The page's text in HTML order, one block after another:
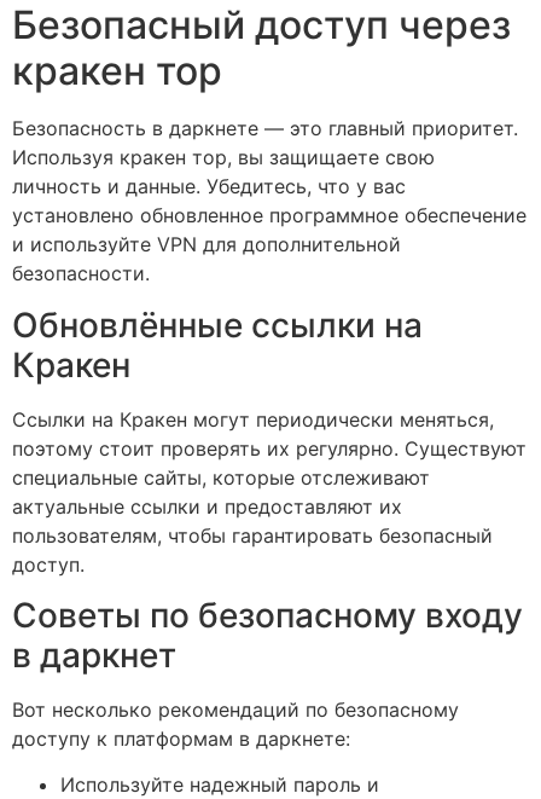
Безопасный доступ через
кракен тор
Безопасность в даркнете — это главный приоритет.
Используя кракен тор, вы защищаете свою
личность и данные. Убедитесь, что у вас
установлено обновленное программное обеспечение
и используйте VPN для дополнительной
безопасности.
Обновлённые ссылки на
Кракен
Ссылки на Кракен могут периодически меняться,
поэтому стоит проверять их регулярно. Существуют
специальные сайты, которые отслеживают
актуальные ссылки и предоставляют их
пользователям, чтобы гарантировать безопасный
доступ.
Советы по безопасному входу
в даркнет
Вот несколько рекомендаций по безопасному
доступу к платформам в даркнете:
Используйте надежный пароль и